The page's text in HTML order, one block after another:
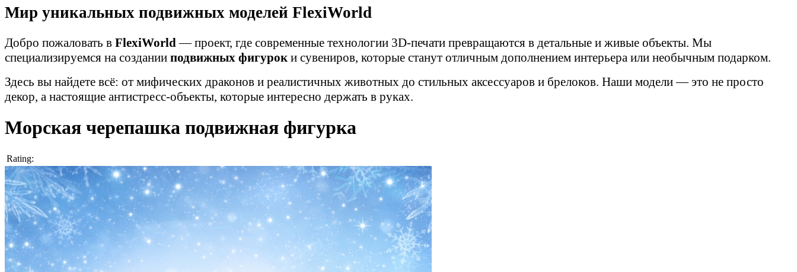
Мир уникальных подвижных моделей FlexiWorld
Добро пожаловать в FlexiWorld— проект, где современные технологии 3D-печати превращаются в детальные и живые объекты. Мы
специализируемся на создании подвижных фигурок и сувениров, которые станут отличным дополнением интерьера или необычным подарком.
Здесь вы найдете всё: от мифических драконов и реалистичных животных до стильных аксессуаров и брелоков. Наши модели — это не просто
декор, а настоящие антистресс-объекты, которые интересно держать в руках.
Морская черепашка подвижная фигурка
Rating: